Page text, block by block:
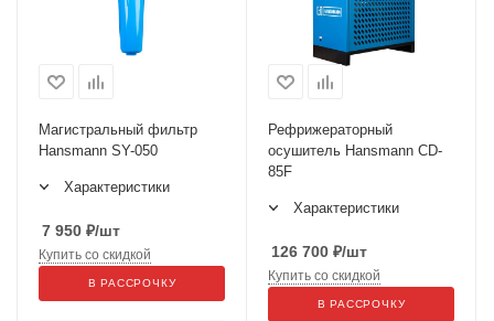
Магистральный фильтр
Hansmann SY-050
Характеристики
7 950 ₽/шт
Купить со скидкой
В РАССРОЧКУ
Рефрижераторный
осушитель Hansmann CD-
85F
Характеристики
126 700 ₽/шт
Купить со скидкой
В РАССРОЧКУ